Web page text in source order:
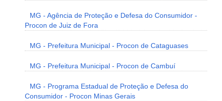
MG - Agência de Proteção e Defesa do Consumidor -
Procon de Juiz de Fora
MG - Prefeitura Municipal - Procon de Cataguases
MG - Prefeitura Municipal - Procon de Cambuí
MG - Programa Estadual de Proteção e Defesa do
Consumidor - Procon Minas Gerais